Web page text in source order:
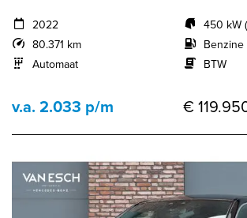
2022
80.371 km
Automaat
450 kW
Benzine
BTW
v.a. 2.033 p/m €